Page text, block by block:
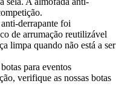
derrapante foi
de arrumação reutilizável
limpa quando não está a ser
para eventos
verifique as nossas botas